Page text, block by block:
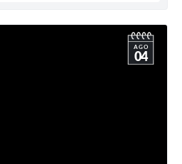
AGO
04